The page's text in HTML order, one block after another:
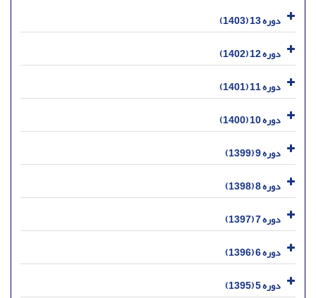
دوره 13 (1403)
دوره 12 (1402)
دوره 11 (1401)
دوره 10 (1400)
دوره 9 (1399)
دوره 8 (1398)
دوره 7 (1397)
دوره 6 (1396)
دوره 5 (1395)